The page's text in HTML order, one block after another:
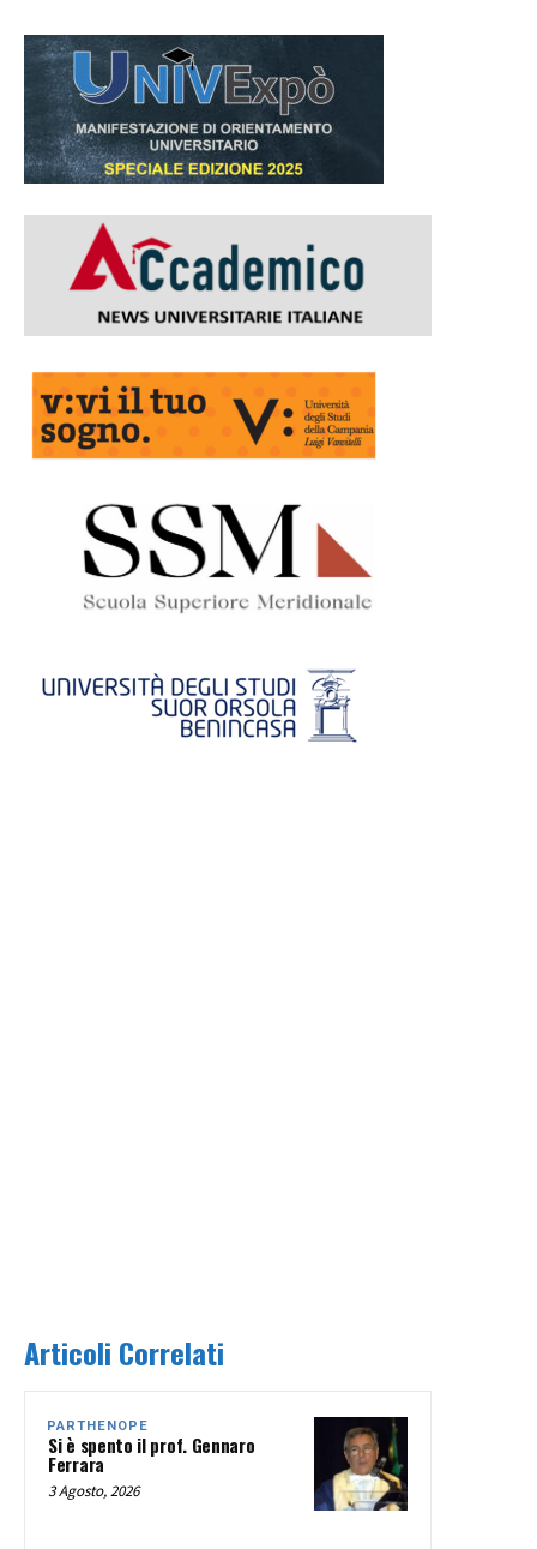
Articoli Correlati
PARTHENOPE
Si è spento il prof. Gennaro
Ferrara
3 Agosto, 2026